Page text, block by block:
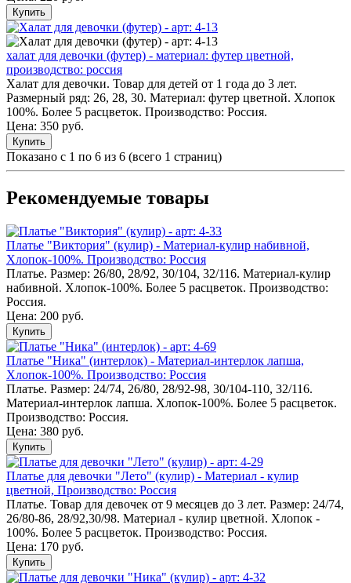
Купить
халат для девочки (футер) - материал: футер цветной,
производство: россия
Халат для девочки. Товар для детей от 1 года до 3 лет.
Размерный ряд: 26, 28, 30. Материал: футер цветной. Хлопок
100%. Более 5 расцветок. Производство: Россия.
Цена: 350 руб.
Купить
Показано с 1 по 6 из 6 (всего 1 страниц)
Рекомендуемые товары
Платье "Виктория" (кулир) - Материал-кулир набивной,
Хлопок-100%. Производство: Россия
Платье. Размер: 26/80, 28/92, 30/104, 32/116. Материал-кулир
набивной. Хлопок-100%. Более 5 расцветок. Производство:
Россия.
Цена: 200 руб.
Купить
Платье "Ника" (интерлок) - Материал-интерлок лапша,
Хлопок-100%. Производство: Россия
Платье. Размер: 24/74, 26/80, 28/92-98, 30/104-110, 32/116.
Материал-интерлок лапша. Хлопок-100%. Более 5 расцветок.
Производство: Россия.
Цена: 380 руб.
Купить
Платье для девочки "Лето" (кулир) - Материал - кулир
цветной, Производство: Россия
Платье. Товар для девочек от 9 месяцев до 3 лет. Размер: 24/74,
26/80-86, 28/92,30/98. Материал - кулир цветной. Хлопок -
100%. Более 5 расцветок. Производство: Россия.
Цена: 170 руб.
Купить